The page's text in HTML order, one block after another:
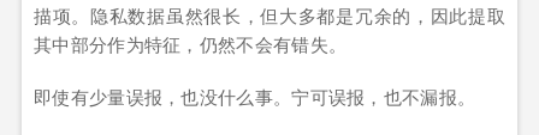
描项。隐私数据虽然很长，但大多都是冗余的，因此提取
其中部分作为特征，仍然不会有错失。
即使有少量误报，也没什么事。宁可误报，也不漏报。